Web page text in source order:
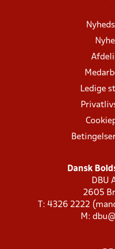
Ledige
Dansk
DBU
2605
T: 4326 2222
M: